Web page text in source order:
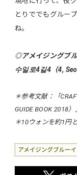
とりででもグルー
ね。
◎アメイジングブ
수일로4길4（4,
＊参考文献：「
GUIDE BOOK 2018
＊10ウォンを約1円
アメイジングブルー